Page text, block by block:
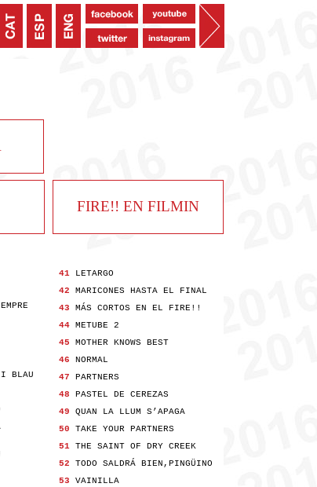
FIRE!! EN FILMIN
41
LETARGO
42 MARICONES HASTA EL FINAL
43 MÁS CORTOS EN EL FIRE!!
44 METUBE 2
45 MOTHER KNOWS BEST
46 NORMAL
47 PARTNERS
48 PASTEL DE CEREZAS
49 QUAN LA LLUM S’APAGA
50 TAKE YOUR PARTNERS
51 THE SAINT OF DRY CREEK
52 TODO SALDRÁ BIEN,PINGÜINO
53 VAINILLA
I BLAU